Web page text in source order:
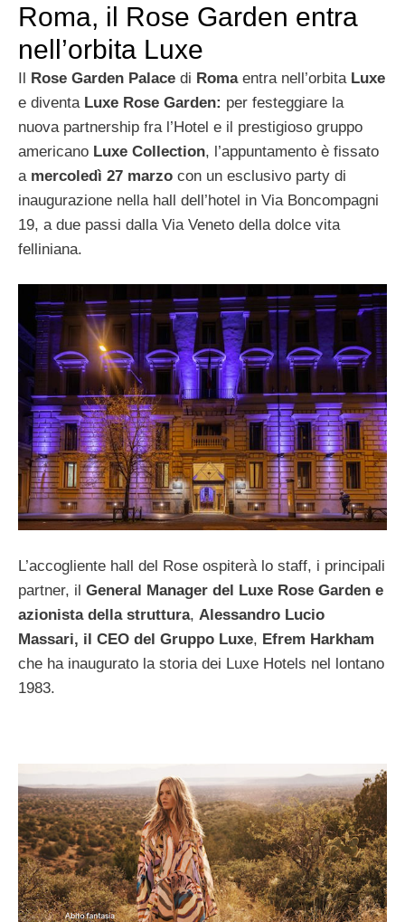
Roma, il Rose Garden entra
nell’orbita Luxe
Il Rose Garden Palace di Romaentra nell’orbita Luxe
e diventaLuxe Rose Garden: per festeggiare la
nuova partnership fra l’Hotel e il prestigioso gruppo
americano Luxe Collection, l’appuntamento è fissato
a mercoledì 27 marzo con un esclusivo party di
inaugurazione nella hall dell’hotel in Via Boncompagni
19, a due passi dalla Via Veneto della dolce vita
felliniana.
L’accogliente hall del Rose ospiterà lo staff, i principali
partner, il General Manager del Luxe Rose Garden e
azionista della struttura, Alessandro Lucio
Massari, il CEO del Gruppo Luxe, Efrem Harkham
che ha inaugurato la storia dei Luxe Hotels nel lontano
1983.